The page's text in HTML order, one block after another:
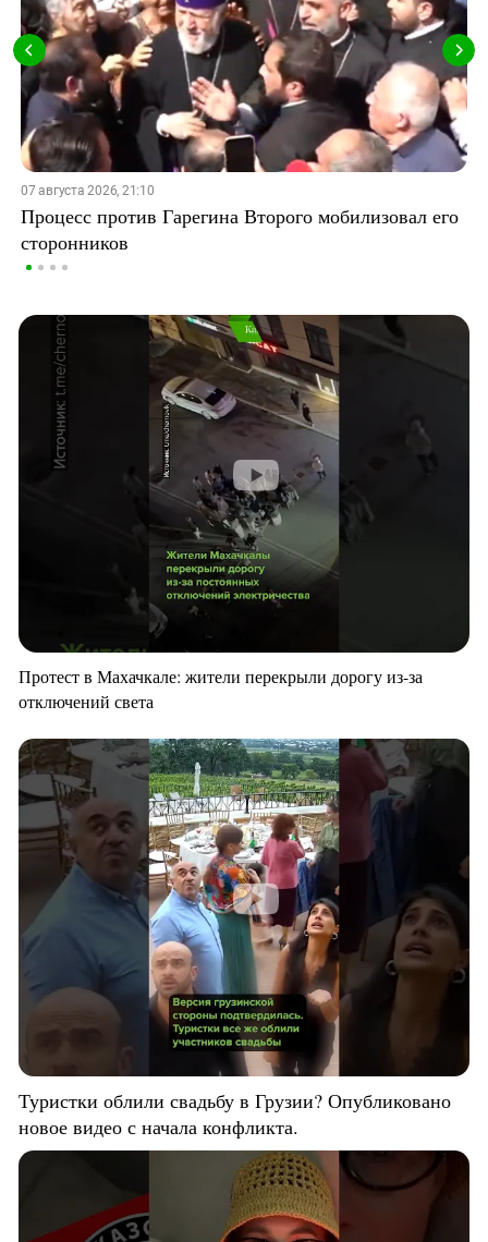
07 августа 2026, 21:10
Процесс против Гарегина Второго мобилизовал его
сторонников
Протест в Махачкале: жители перекрыли дорогу из-за
отключений света
Туристки облили свадьбу в Грузии? Опубликовано
новое видео с начала конфликта.